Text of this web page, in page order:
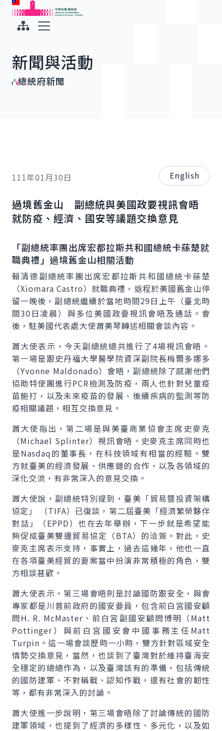
跳到主要內容
中華民國總統府
新聞與活動
總統府新聞
111年01月30日 English
過境舊金山 副總統與美國政要視訊會晤
就防疫、經濟、國安等議題交換意見
「副總統率團出席宏都拉斯共和國總統卡蕬楚就
職典禮」過境舊金山相關活動
賴清德副總統率團出席宏都拉斯共和國總統卡蕬楚
（Xiomara Castro）就職典禮，返程於美國舊金山停
留一晚後，副總統繼續於當地時間29日上午（臺北時
間30日凌晨）與多位美國政要視訊會晤及通話。會
後，駐美國代表處大使蕭美琴轉述相關會談內容。
蕭大使表示，今天副總統總共進行了4場視訊會晤。
第一場是跟史丹福大學醫學院資深副院長梅爾多娜多
（Yvonne Maldonado）會晤，副總統除了感謝他們
協助特使團進行PCR檢測及防疫，兩人也針對兒童疫
苗施打，以及未來疫苗的發展、後續疾病的監測等防
疫相關議題，相互交換意見。
蕭大使指出，第二場是與美臺商業協會主席史麥克
（Michael Splinter）視訊會晤。史麥克主席同時也
是Nasdaq的董事長，在科技領域有相當的經驗。雙
方就臺美的經濟發展、供應鏈的合作，以及各領域的
深化交流，有非常深入的意見交換。
蕭大使說，副總統特別提到，臺美「貿易暨投資架構
協定」 （TIFA）已復談，第二屆臺美「經濟繁榮夥伴
對話」（EPPD）也在去年舉辦，下一步就是希望能
夠促成臺美雙邊貿易協定（BTA）的洽簽。對此，史
麥克主席表示支持，事實上，過去這幾年，他也一直
在各項臺美經貿的要案當中扮演非常積極的角色，雙
方相談甚歡。
蕭大使表示，第三場會晤則是討論國防跟安全，與會
專家都是川普前政府的國安要員，包含前白宮國安顧
問H. R. McMaster、前白宮副國安顧問博明（Matt
Pottinger）與前白宮國安會中國事務主任Matt
Turpin。這一場會談歷時一小時，雙方針對區域安全
情勢交換意見，當然，也談到了臺灣對於維持臺海安
全穩定的總總作為，以及臺灣該有的準備，包括傳統
的國防建軍、不對稱戰、認知作戰，還有社會的韌性
等，都有非常深入的討論。
蕭大使進一步說明，第三場會晤除了討論傳統的國防
建軍領域，也提到了經濟的多樣性、多元化，以及如